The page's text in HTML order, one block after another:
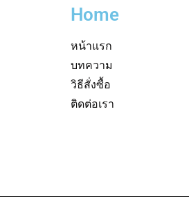
Home
หน้าแรก
บทความ
วิธีสั่งซื้อ
ติดต่อเรา